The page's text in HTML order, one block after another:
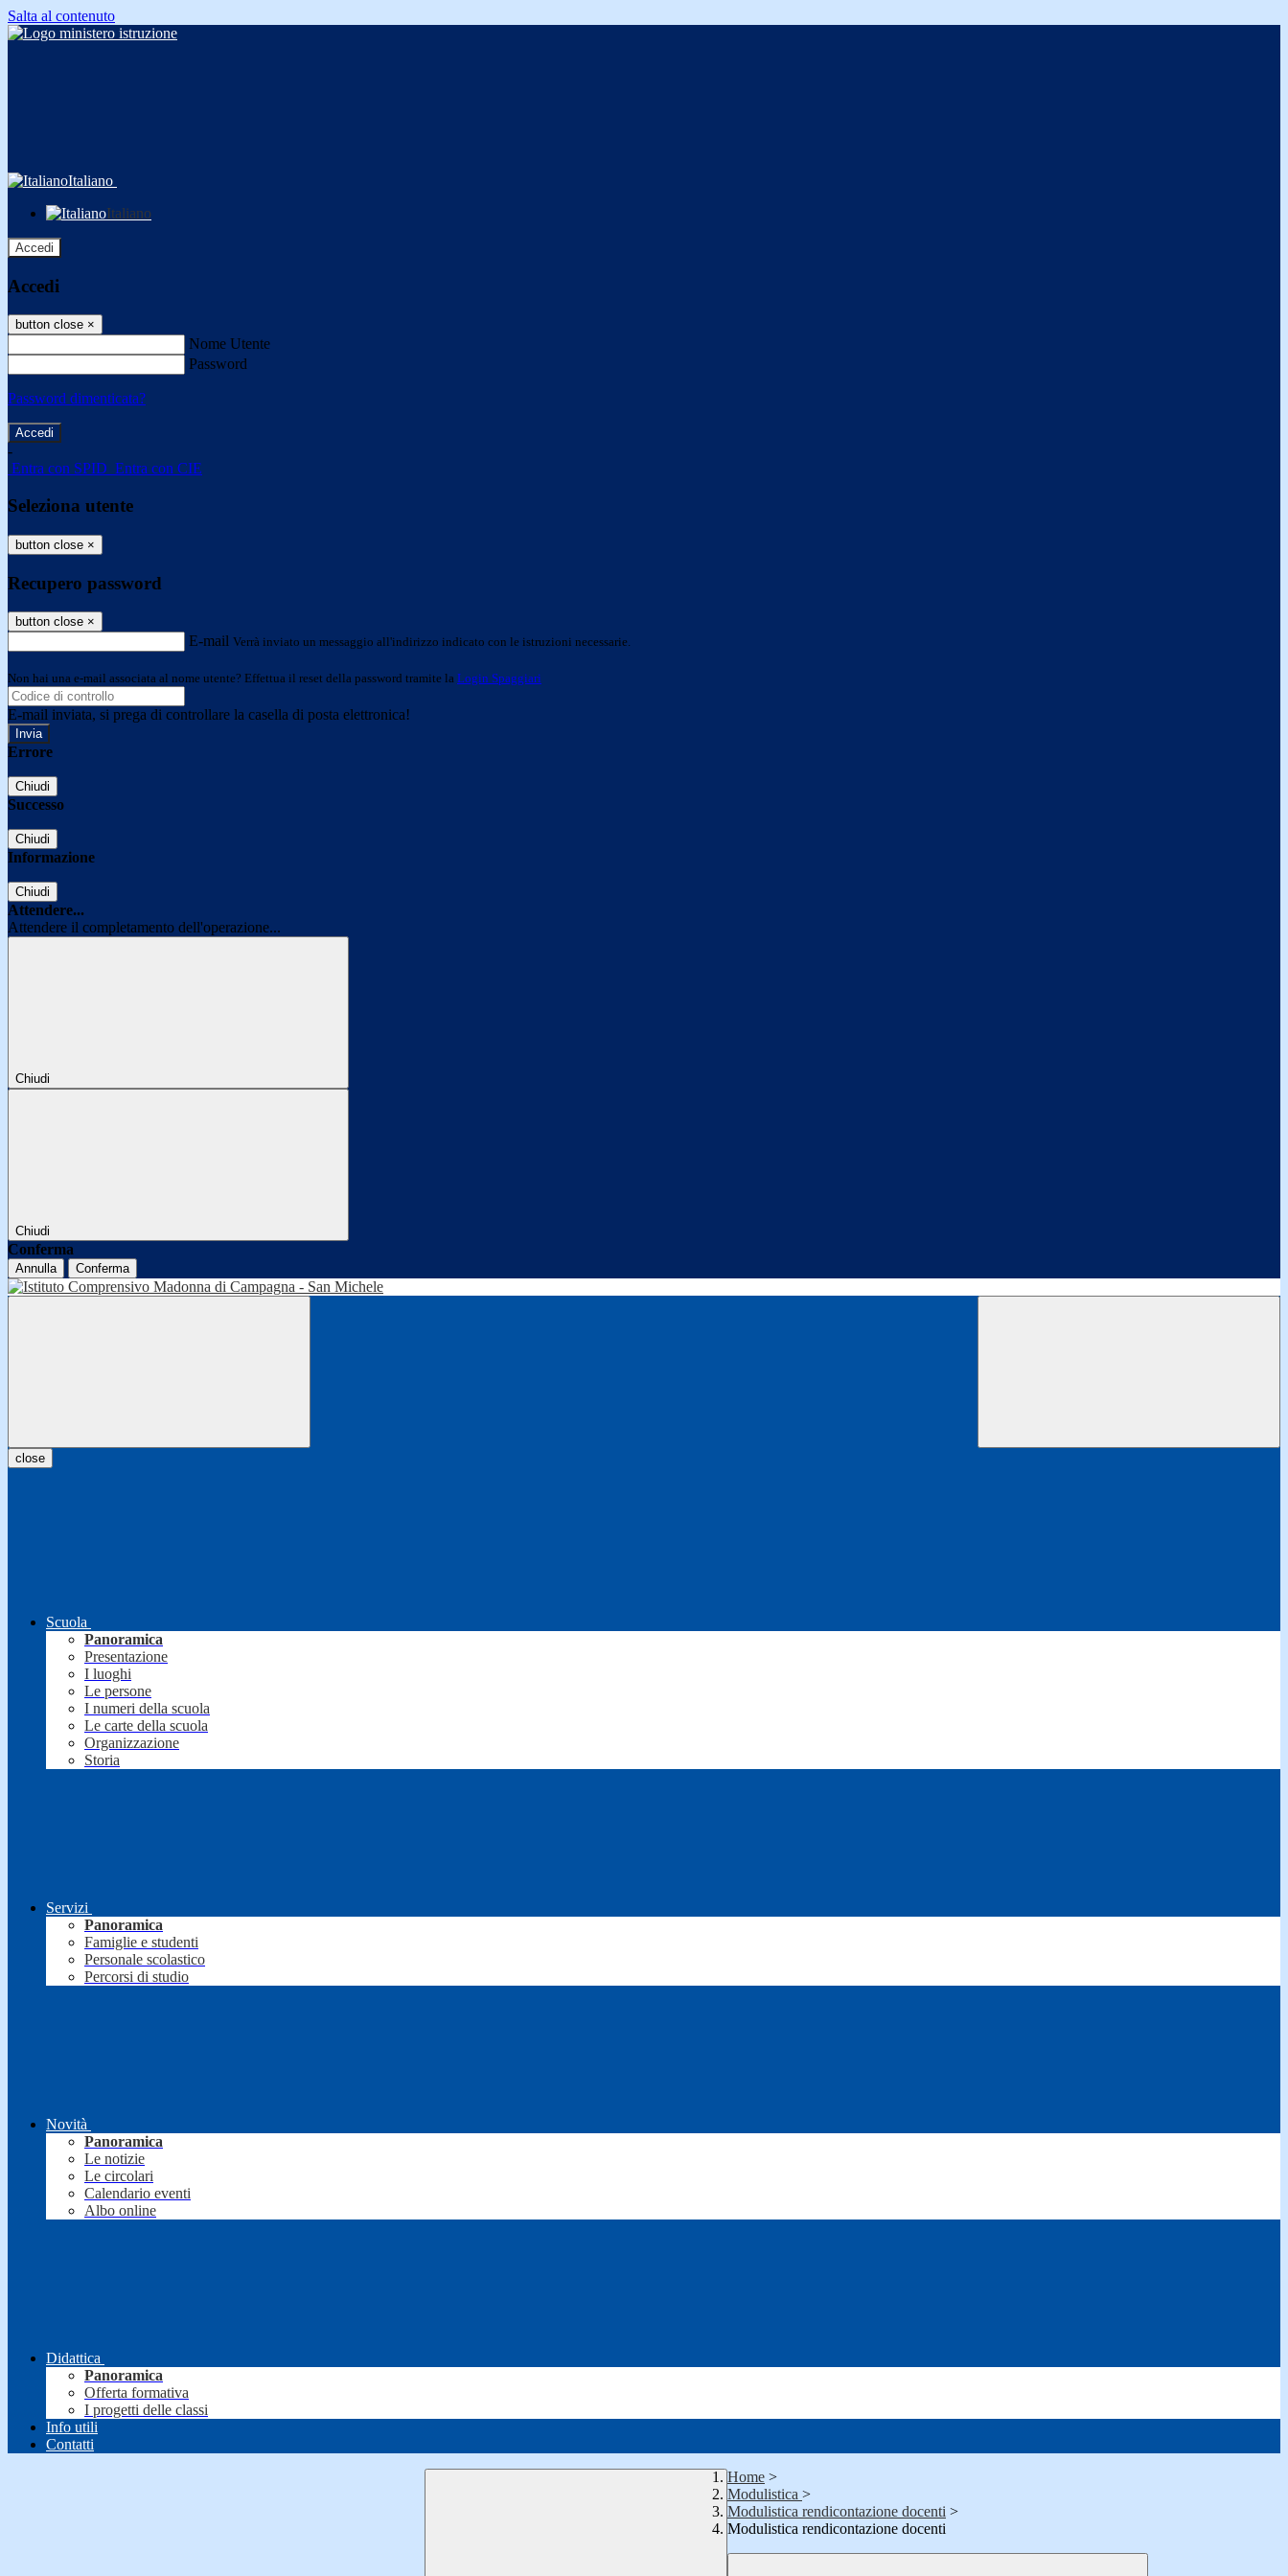
Salta al contenuto
Italiano
Italiano
Accedi
Accedi
button close ×
Nome Utente
Password
Password dimenticata?
-
Entra con SPID Entra con CIE
Seleziona utente
button close ×
Recupero password
button close ×
E-mail Verrà inviato un messaggio all'indirizzo indicato con le istruzioni necessarie.
Non hai una e-mail associata al nome utente? Effettua il reset della password tramite la Login Spaggiari
E-mail inviata, si prega di controllare la casella di posta elettronica!
Errore
Chiudi
Successo
Chiudi
Informazione
Chiudi
Attendere...
Attendere il completamento dell'operazione...
Chiudi
Chiudi
Conferma
Annulla Conferma
close
Scuola
Panoramica
Presentazione
I luoghi
Le persone
I numeri della scuola
Le carte della scuola
Organizzazione
Storia
Servizi
Panoramica
Famiglie e studenti
Personale scolastico
Percorsi di studio
Novità
Panoramica
Le notizie
Le circolari
Calendario eventi
Albo online
Didattica
Panoramica
Offerta formativa
I progetti delle classi
Info utili
Contatti
Home >
Modulistica >
Modulistica rendicontazione docenti >
Modulistica rendicontazione docenti